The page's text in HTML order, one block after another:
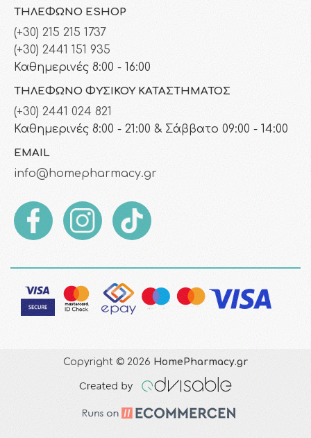
ΤΗΛΈΦΩΝΟ ESHOP
(+30) 215 215 1737
(+30) 2441 151 935
Καθημερινές 8:00 - 16:00
ΤΗΛΈΦΩΝΟ ΦΥΣΙΚΟΎ ΚΑΤΑΣΤΉΜΑΤΟΣ
(+30) 2441 024 821
Καθημερινές 8:00 - 21:00 & Σάββατο 09:00 - 14:00
EMAIL
info@homepharmacy.gr
Copyright © 2026 HomePharmacy.gr